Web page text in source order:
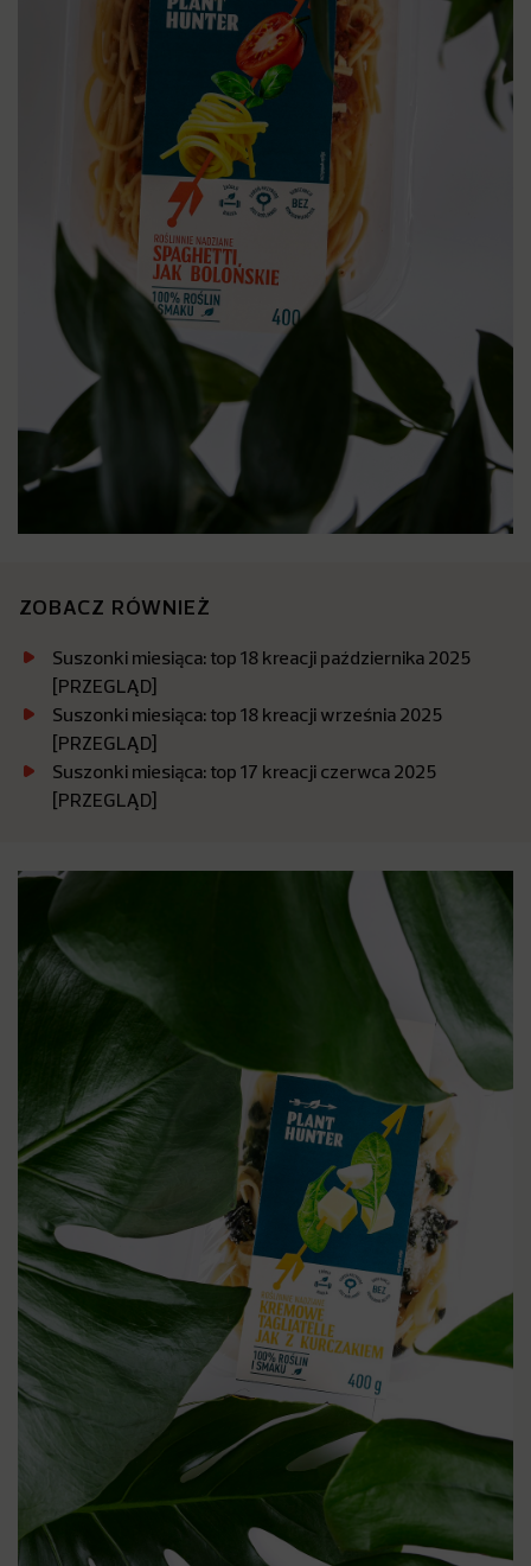
ZOBACZ RÓWNIEŻ
Suszonki miesiąca: top 18 kreacji października 2025
[PRZEGLĄD]
Suszonki miesiąca: top 18 kreacji września 2025
[PRZEGLĄD]
Suszonki miesiąca: top 17 kreacji czerwca 2025
[PRZEGLĄD]